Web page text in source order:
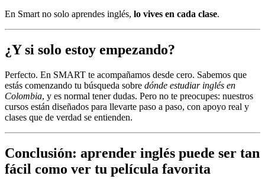
En Smart no solo aprendes inglés, lo vives en cada clase.
¿Y si solo estoy empezando?
Perfecto. En SMART te acompañamos desde cero. Sabemos que
estás comenzando tu búsqueda sobre dónde estudiar inglés en
Colombia, y es normal tener dudas. Pero no te preocupes: nuestros
cursos están diseñados para llevarte paso a paso, con apoyo real y
clases que de verdad se entienden.
Conclusión: aprender inglés puede ser tan
fácil como ver tu película favorita